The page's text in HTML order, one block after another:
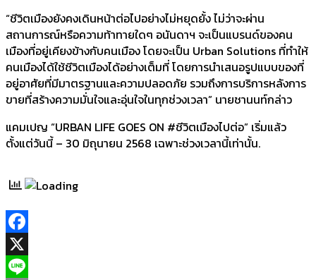
“ชีวิตเมืองยังคงเดินหน้าต่อไปอย่างไม่หยุดยั้ง ไม่ว่าจะผ่าน
สถานการณ์หรือความท้าทายใดๆ อนันดาฯ จะเป็นแบรนด์ของคน
เมืองที่อยู่เคียงข้างกับคนเมือง โดยจะเป็น Urban Solutions ที่ทำให้
คนเมืองได้ใช้ชีวิตเมืองได้อย่างเต็มที่ โดยการนำเสนอรูปแบบของที่
อยู่อาศัยที่มีมาตรฐานและความปลอดภัย รวมถึงการบริการหลังการ
ขายที่สร้างความมั่นใจและอุ่นใจในทุกช่วงเวลา” นายชานนท์กล่าว
แคมเปญ “URBAN LIFE GOES ON #ชีวิตเมืองไปต่อ” เริ่มแล้ว
ตั้งแต่วันนี้ – 30 มิถุนายน 2568 เฉพาะช่วงเวลานี้เท่านั้น.
Facebook
X